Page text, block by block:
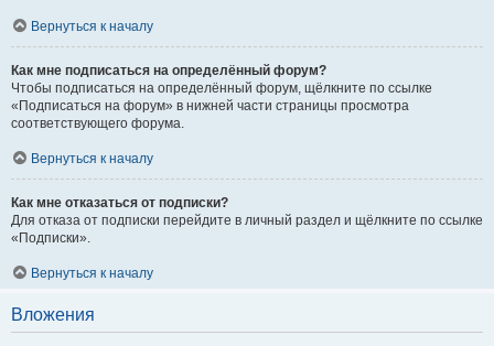
Вернуться к началу
Как мне подписаться на определённый форум?
Чтобы подписаться на определённый форум, щёлкните по ссылке
«Подписаться на форум» в нижней части страницы просмотра
соответствующего форума.
Вернуться к началу
Как мне отказаться от подписки?
Для отказа от подписки перейдите в личный раздел и щёлкните по ссылке
«Подписки».
Вернуться к началу
Вложения